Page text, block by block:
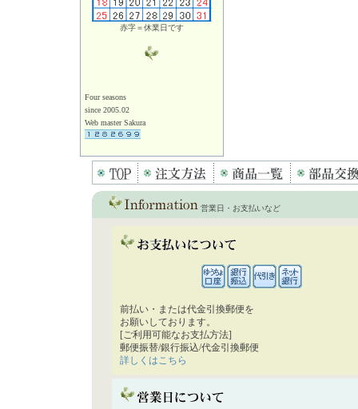
赤字＝休業日です
Four seasons
since 2005.02
Web master Sakura
営業日・お支払いなど
前払い・または代金引換郵便を
お願いしております。
[ご利用可能なお支払方法]
郵便振替/銀行振込/代金引換郵便
詳しくはこちら